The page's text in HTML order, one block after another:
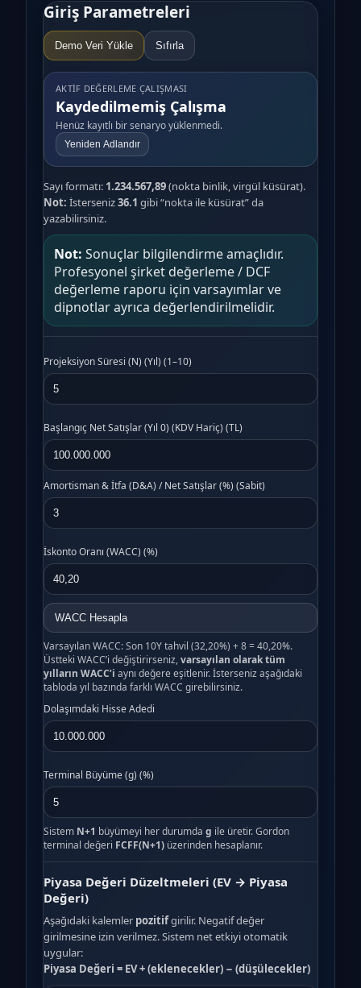
Giriş Parametreleri
Demo Veri Yükle Sıfırla
AKTIF DEĞERLEME ÇALIŞMASI
Kaydedilmemiş Çalışma
Henüz kayıtlı bir senaryo yüklenmedi.
Yeniden Adlandır
Sayı formatı: 1.234.567,89(nokta binlik, virgül küsürat).
Not: İsterseniz36.1 gibi “nokta ile küsürat” da
yazabilirsiniz.
Not: Sonuçlar bilgilendirme amaçlıdır.
Profesyonel şirket değerleme / DCF
değerleme raporu için varsayımlar ve
dipnotlar ayrıca değerlendirilmelidir.
Projeksiyon Süresi (N) (Yıl) (1–10)
Başlangıç Net Satışlar (Yıl 0) (KDV Hariç) (TL)
Amortisman & İtfa (D&A) / Net Satışlar (%) (Sabit)
İskonto Oranı (WACC) (%)
WACC Hesapla
Varsayılan WACC: Son 10Y tahvil (32,20%) + 8 = 40,20%.
Üstteki WACC’i değiştirirseniz,varsayılan olarak tüm
yılların WACC’i aynı değere eşitlenir. İsterseniz aşağıdaki
tabloda yıl bazında farklı WACC girebilirsiniz.
Dolaşımdaki Hisse Adedi
Terminal Büyüme (g) (%)
Sistem N+1 büyümeyi her durumda g ile üretir. Gordon
terminal değeri FCFF(N+1) üzerinden hesaplanır.
Piyasa Değeri Düzeltmeleri (EV → Piyasa
Değeri)
Aşağıdaki kalemler pozitifgirilir. Negatif değer
girilmesine izin verilmez. Sistem net etkiyi otomatik
uygular:
Piyasa Değeri = EV + (eklenecekler) − (düşülecekler)